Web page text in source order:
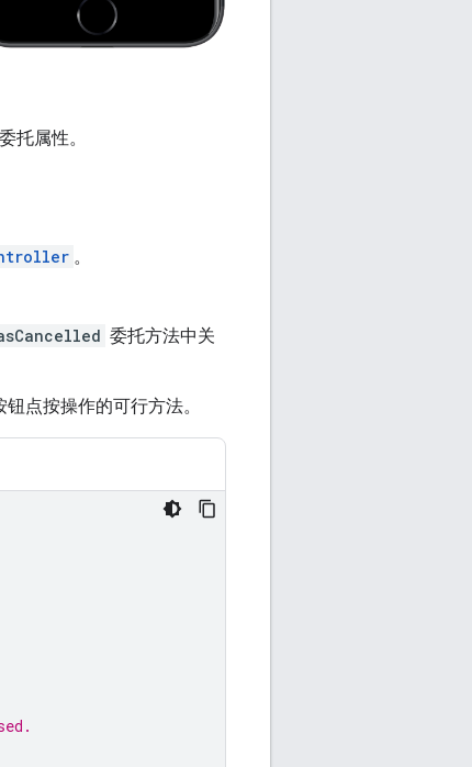
托属性。
。
委托方法中关
点按操作的可行方法。